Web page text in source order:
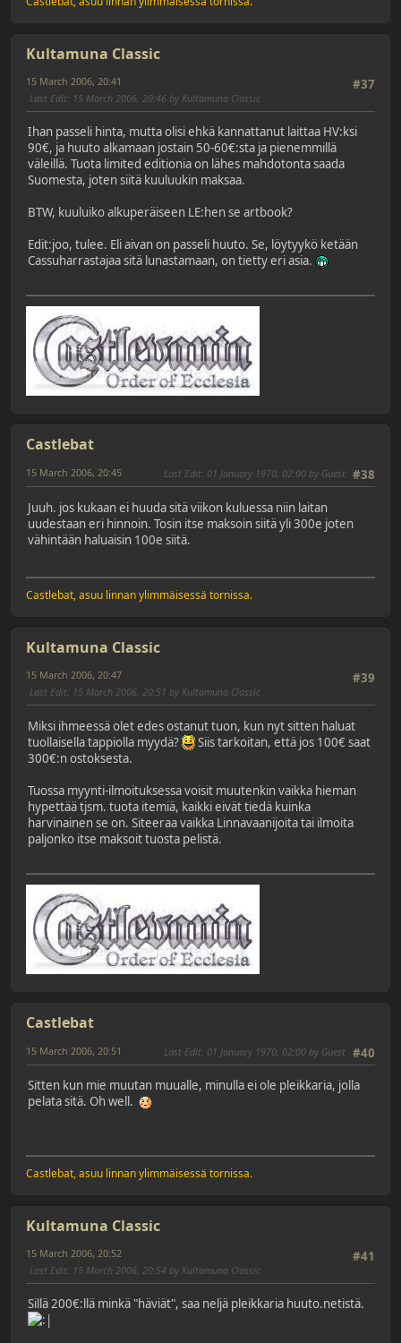
Kultamuna Classic
#37
15 March 2006, 20:41
Last Edit: 15 March 2006, 20:46 by Kultamuna Classic
Ihan passeli hinta, mutta olisi ehkä kannattanut laittaa HV:ksi
90€, ja huuto alkamaan jostain 50-60€:sta ja pienemmillä
väleillä. Tuota limited editionia on lähes mahdotonta saada
Suomesta, joten siitä kuuluukin maksaa.
BTW, kuuluiko alkuperäiseen LE:hen se artbook?
Edit:joo, tulee. Eli aivan on passeli huuto. Se, löytyykö ketään
Cassuharrastajaa sitä lunastamaan, on tietty eri asia.
Castlebat
#38
15 March 2006, 20:45 Last Edit: 01 January 1970, 02:00 by Guest
Juuh. jos kukaan ei huuda sitä viikon kuluessa niin laitan
uudestaan eri hinnoin. Tosin itse maksoin siitä yli 300e joten
vähintään haluaisin 100e siitä.
Castlebat, asuu linnan ylimmäisessä tornissa.
Kultamuna Classic
#39
15 March 2006, 20:47
Last Edit: 15 March 2006, 20:51 by Kultamuna Classic
Miksi ihmeessä olet edes ostanut tuon, kun nyt sitten haluat
tuollaisella tappiolla myydä?
Siis tarkoitan, että jos 100€ saat
300€:n ostoksesta.
Tuossa myynti-ilmoituksessa voisit muutenkin vaikka hieman
hypettää tjsm. tuota itemiä, kaikki eivät tiedä kuinka
harvinainen se on. Siteeraa vaikka Linnavaanijoita tai ilmoita
paljonko itse maksoit tuosta pelistä.
Castlebat
#40
15 March 2006, 20:51 Last Edit: 01 January 1970, 02:00 by Guest
Sitten kun mie muutan muualle, minulla ei ole pleikkaria, jolla
pelata sitä. Oh well.
Castlebat, asuu linnan ylimmäisessä tornissa.
Kultamuna Classic
#41
15 March 2006, 20:52
Last Edit: 15 March 2006, 20:54 by Kultamuna Classic
Sillä 200€:llä minkä "häviät", saa neljä pleikkaria huuto.netistä.